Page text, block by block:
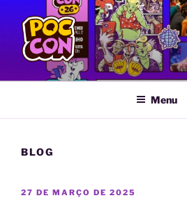
conteúdo
POC CON
Feira LGBTQIA+ de Quadrinhos e
Menu
BLOG
PUBLICADO
27 DE MARÇO DE 2025